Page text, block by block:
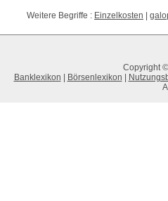
Weitere Begriffe : Einzelkosten
Copyright
Banklexikon
Börsenlexikon